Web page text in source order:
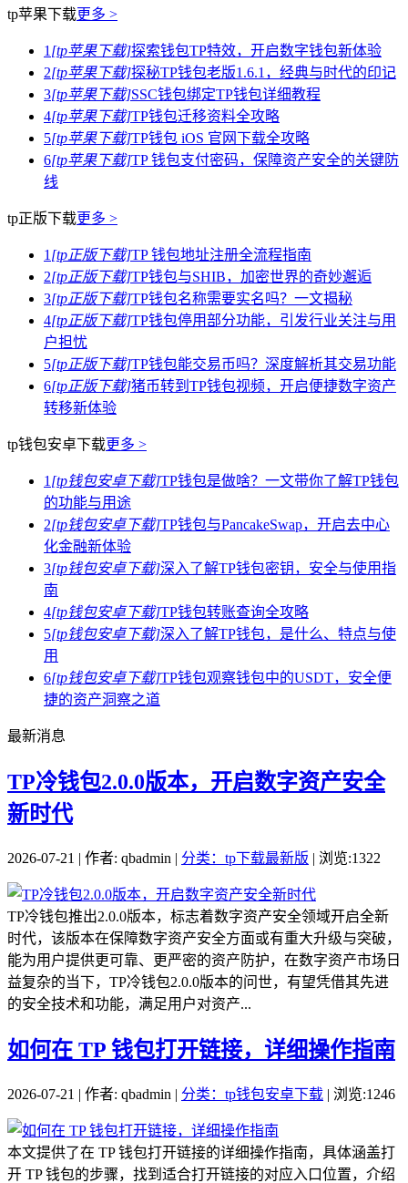
tp苹果下载更多 >
1 [tp苹果下载]探索钱包TP特效，开启数字钱包新体验
2[tp苹果下载]探秘TP钱包老版1.6.1，经典与时代的印记
3[tp苹果下载]SSC钱包绑定TP钱包详细教程
4[tp苹果下载]TP钱包迁移资料全攻略
5[tp苹果下载]TP钱包 iOS 官网下载全攻略
6[tp苹果下载]TP 钱包支付密码，保障资产安全的关键防
线
tp正版下载更多 >
1 [tp正版下载]TP 钱包地址注册全流程指南
2[tp正版下载]TP钱包与SHIB，加密世界的奇妙邂逅
3[tp正版下载]TP钱包名称需要实名吗？一文揭秘
4[tp正版下载]TP钱包停用部分功能，引发行业关注与用
户担忧
5[tp正版下载]TP钱包能交易币吗？深度解析其交易功能
6[tp正版下载]猪币转到TP钱包视频，开启便捷数字资产
转移新体验
tp钱包安卓下载更多 >
1 [tp钱包安卓下载]TP钱包是做啥？一文带你了解TP钱包
的功能与用途
2[tp钱包安卓下载]TP钱包与PancakeSwap，开启去中心
化金融新体验
3[tp钱包安卓下载]深入了解TP钱包密钥，安全与使用指
南
4[tp钱包安卓下载]TP钱包转账查询全攻略
5[tp钱包安卓下载]深入了解TP钱包，是什么、特点与使
用
6[tp钱包安卓下载]TP钱包观察钱包中的USDT，安全便
捷的资产洞察之道
最新消息
TP冷钱包2.0.0版本，开启数字资产安全
新时代
2026-07-21 | 作者: qbadmin | 分类：tp下载最新版 | 浏览:1322
TP冷钱包推出2.0.0版本，标志着数字资产安全领域开启全新
时代，该版本在保障数字资产安全方面或有重大升级与突破，
能为用户提供更可靠、更严密的资产防护，在数字资产市场日
益复杂的当下，TP冷钱包2.0.0版本的问世，有望凭借其先进
的安全技术和功能，满足用户对资产...
如何在 TP 钱包打开链接，详细操作指南
2026-07-21 | 作者: qbadmin | 分类：tp钱包安卓下载 | 浏览:1246
本文提供了在 TP 钱包打开链接的详细操作指南，具体涵盖打
开 TP 钱包的步骤，找到适合打开链接的对应入口位置，介绍